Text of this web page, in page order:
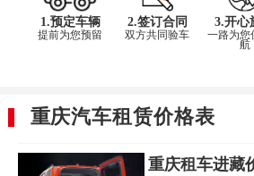
1.预定车辆
提前为您预留
2.签订合同
双方共同验车
3.开心
一路为您
航
重庆汽车租赁价格表
重庆租车进藏